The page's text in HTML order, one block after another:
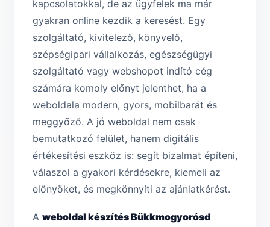
kapcsolatokkal, de az ügyfelek ma már
gyakran online kezdik a keresést. Egy
szolgáltató, kivitelező, könyvelő,
szépségipari vállalkozás, egészségügyi
szolgáltató vagy webshopot indító cég
számára komoly előnyt jelenthet, ha a
weboldala modern, gyors, mobilbarát és
meggyőző. A jó weboldal nem csak
bemutatkozó felület, hanem digitális
értékesítési eszköz is: segít bizalmat építeni,
válaszol a gyakori kérdésekre, kiemeli az
előnyöket, és megkönnyíti az ajánlatkérést.
A weboldal készítés Bükkmogyorósd